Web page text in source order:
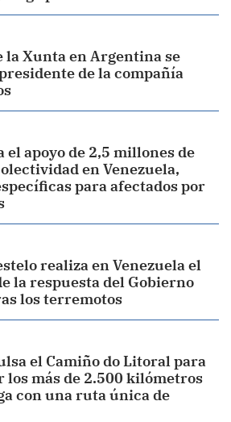
la Xunta en Argentina se
de la compañía
el apoyo de 2,5 millones de
en Venezuela,
para afectados por
realiza en Venezuela el
la respuesta del Gobierno
los terremotos
el Camiño do Litoral para
los más de 2.500 kilómetros
con una ruta única de